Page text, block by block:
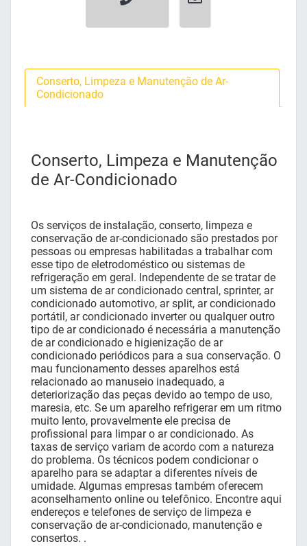
Conserto, Limpeza e Manutenção de Ar-
Condicionado
Conserto, Limpeza e Manutenção
de Ar-Condicionado
Os serviços de instalação, conserto, limpeza e
conservação de ar-condicionado são prestados por
pessoas ou empresas habilitadas a trabalhar com
esse tipo de eletrodoméstico ou sistemas de
refrigeração em geral. Independente de se tratar de
um sistema de ar condicionado central, sprinter, ar
condicionado automotivo, ar split, ar condicionado
portátil, ar condicionado inverter ou qualquer outro
tipo de ar condicionado é necessária a manutenção
de ar condicionado e higienização de ar
condicionado periódicos para a sua conservação. O
mau funcionamento desses aparelhos está
relacionado ao manuseio inadequado, a
deteriorização das peças devido ao tempo de uso,
maresia, etc. Se um aparelho refrigerar em um ritmo
muito lento, provavelmente ele precisa de
profissional para limpar o ar condicionado. As
taxas de serviço variam de acordo com a natureza
do problema. Os técnicos podem condicionar o
aparelho para se adaptar a diferentes níveis de
umidade. Algumas empresas também oferecem
aconselhamento online ou telefônico. Encontre aqui
endereços e telefones de serviço de limpeza e
conservação de ar-condicionado, manutenção e
consertos. .